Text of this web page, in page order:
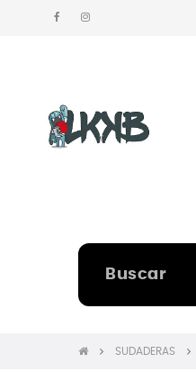
SUDADERAS